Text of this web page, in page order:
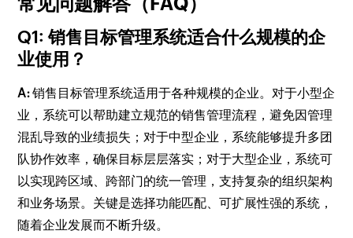
Q1: 销售目标管理系统适合什么规模的企
业使用？
A:销售目标管理系统适用于各种规模的企业。对于小型企
业，系统可以帮助建立规范的销售管理流程，避免因管理
混乱导致的业绩损失；对于中型企业，系统能够提升多团
队协作效率，确保目标层层落实；对于大型企业，系统可
以实现跨区域、跨部门的统一管理，支持复杂的组织架构
和业务场景。关键是选择功能匹配、可扩展性强的系统，
随着企业发展而不断升级。